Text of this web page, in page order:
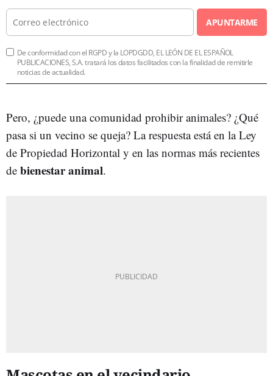
APUNTARME
De conformidad con el RGPD y la LOPDGDD, EL LEÓN DE EL ESPAÑOL
PUBLICACIONES, S.A. tratará los datos facilitados con la finalidad de remitirle
noticias de actualidad.
Pero, ¿puede una comunidad prohibir animales? ¿Qué
pasa si un vecino se queja? La respuesta está en la Ley
de Propiedad Horizontal y en las normas más recientes
de bienestar animal.